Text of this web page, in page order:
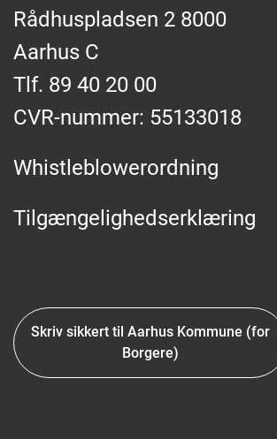
Rådhuspladsen 2 8000
Aarhus C
Tlf. 89 40 20 00
CVR-nummer: 55133018
Whistleblowerordning
Tilgængelighedserklæring
Skriv sikkert til Aarhus Kommune (for
Borgere)